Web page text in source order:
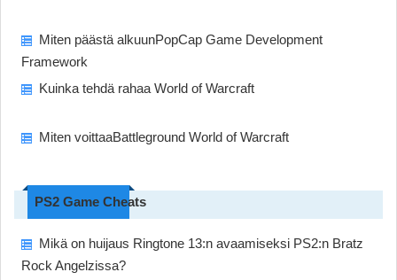
Miten päästä alkuunPopCap Game Development
Framework
Kuinka tehdä rahaa World of Warcraft
Miten voittaaBattleground World of Warcraft
PS2 Game Cheats
Mikä on huijaus Ringtone 13:n avaamiseksi PS2:n Bratz
Rock Angelzissa?